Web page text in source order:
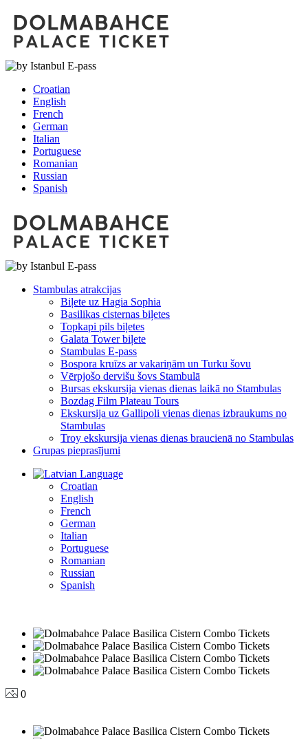
Croatian
English
French
German
Italian
Portuguese
Romanian
Russian
Spanish
Stambulas atrakcijas
Biļete uz Hagia Sophia
Basilikas cisternas biļetes
Topkapi pils biļetes
Galata Tower biļete
Stambulas E-pass
Bospora kruīzs ar vakariņām un Turku šovu
Vērpjošo dervišu šovs Stambulā
Bursas ekskursija vienas dienas laikā no Stambulas
Bozdag Film Plateau Tours
Ekskursija uz Gallipoli vienas dienas izbraukums no
Stambulas
Troy ekskursija vienas dienas braucienā no Stambulas
Grupas pieprasījumi
Language
Croatian
English
French
German
Italian
Portuguese
Romanian
Russian
Spanish
0